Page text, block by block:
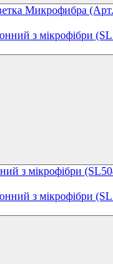
Микрофибра
з мікрофібри